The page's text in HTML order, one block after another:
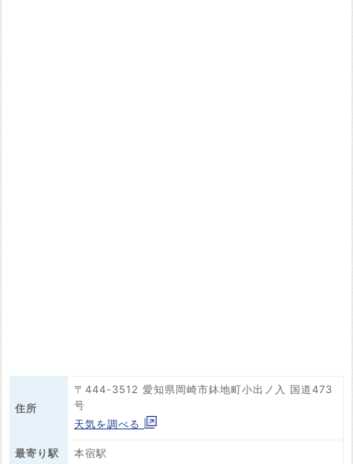
住所
〒444-3512 愛知県岡崎市鉢地町小出ノ入 国道473
号
天気を調べる
最寄り駅 本宿駅